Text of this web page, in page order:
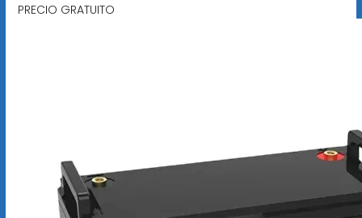
PRECIO GRATUITO